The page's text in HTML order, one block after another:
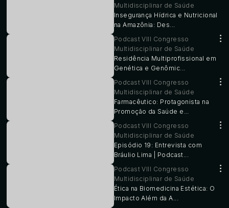
Multidisciplinar de Saúde
Insegurança Hídrica e Nutricional
na Amazônia: Des...
Podcast VIII Congresso
Multidisciplinar de Saúde
Residência Multiprofissional em
Genética e Genômic...
Podcast VIII Congresso
Multidisciplinar de Saúde
Farmacêutico: Protagonista na
Promoção da Saúde e...
Podcast VIII Congresso
Multidisciplinar de Saúde
Episódio 19: Entrevista com
Bráulio Lima | Podcast...
Podcast VIII Congresso
Multidisciplinar de Saúde
Ética na Biomedicina Estética: O
Impacto Além da A...